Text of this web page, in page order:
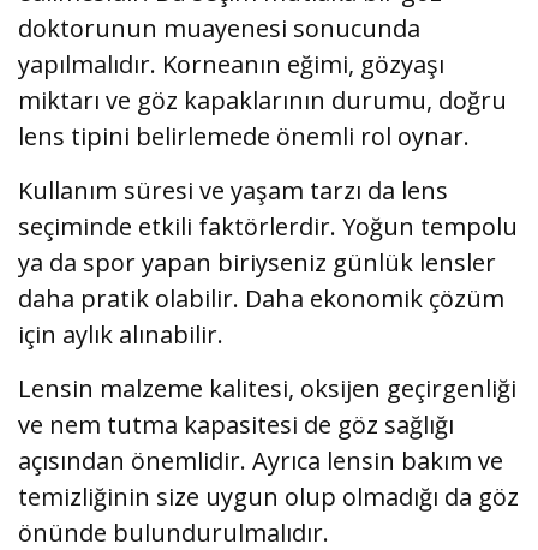
doktorunun muayenesi sonucunda
yapılmalıdır. Korneanın eğimi, gözyaşı
miktarı ve göz kapaklarının durumu, doğru
lens tipini belirlemede önemli rol oynar.
Kullanım süresi ve yaşam tarzı da lens
seçiminde etkili faktörlerdir. Yoğun tempolu
ya da spor yapan biriyseniz günlük lensler
daha pratik olabilir. Daha ekonomik çözüm
için aylık alınabilir.
Lensin malzeme kalitesi, oksijen geçirgenliği
ve nem tutma kapasitesi de göz sağlığı
açısından önemlidir. Ayrıca lensin bakım ve
temizliğinin size uygun olup olmadığı da göz
önünde bulundurulmalıdır.